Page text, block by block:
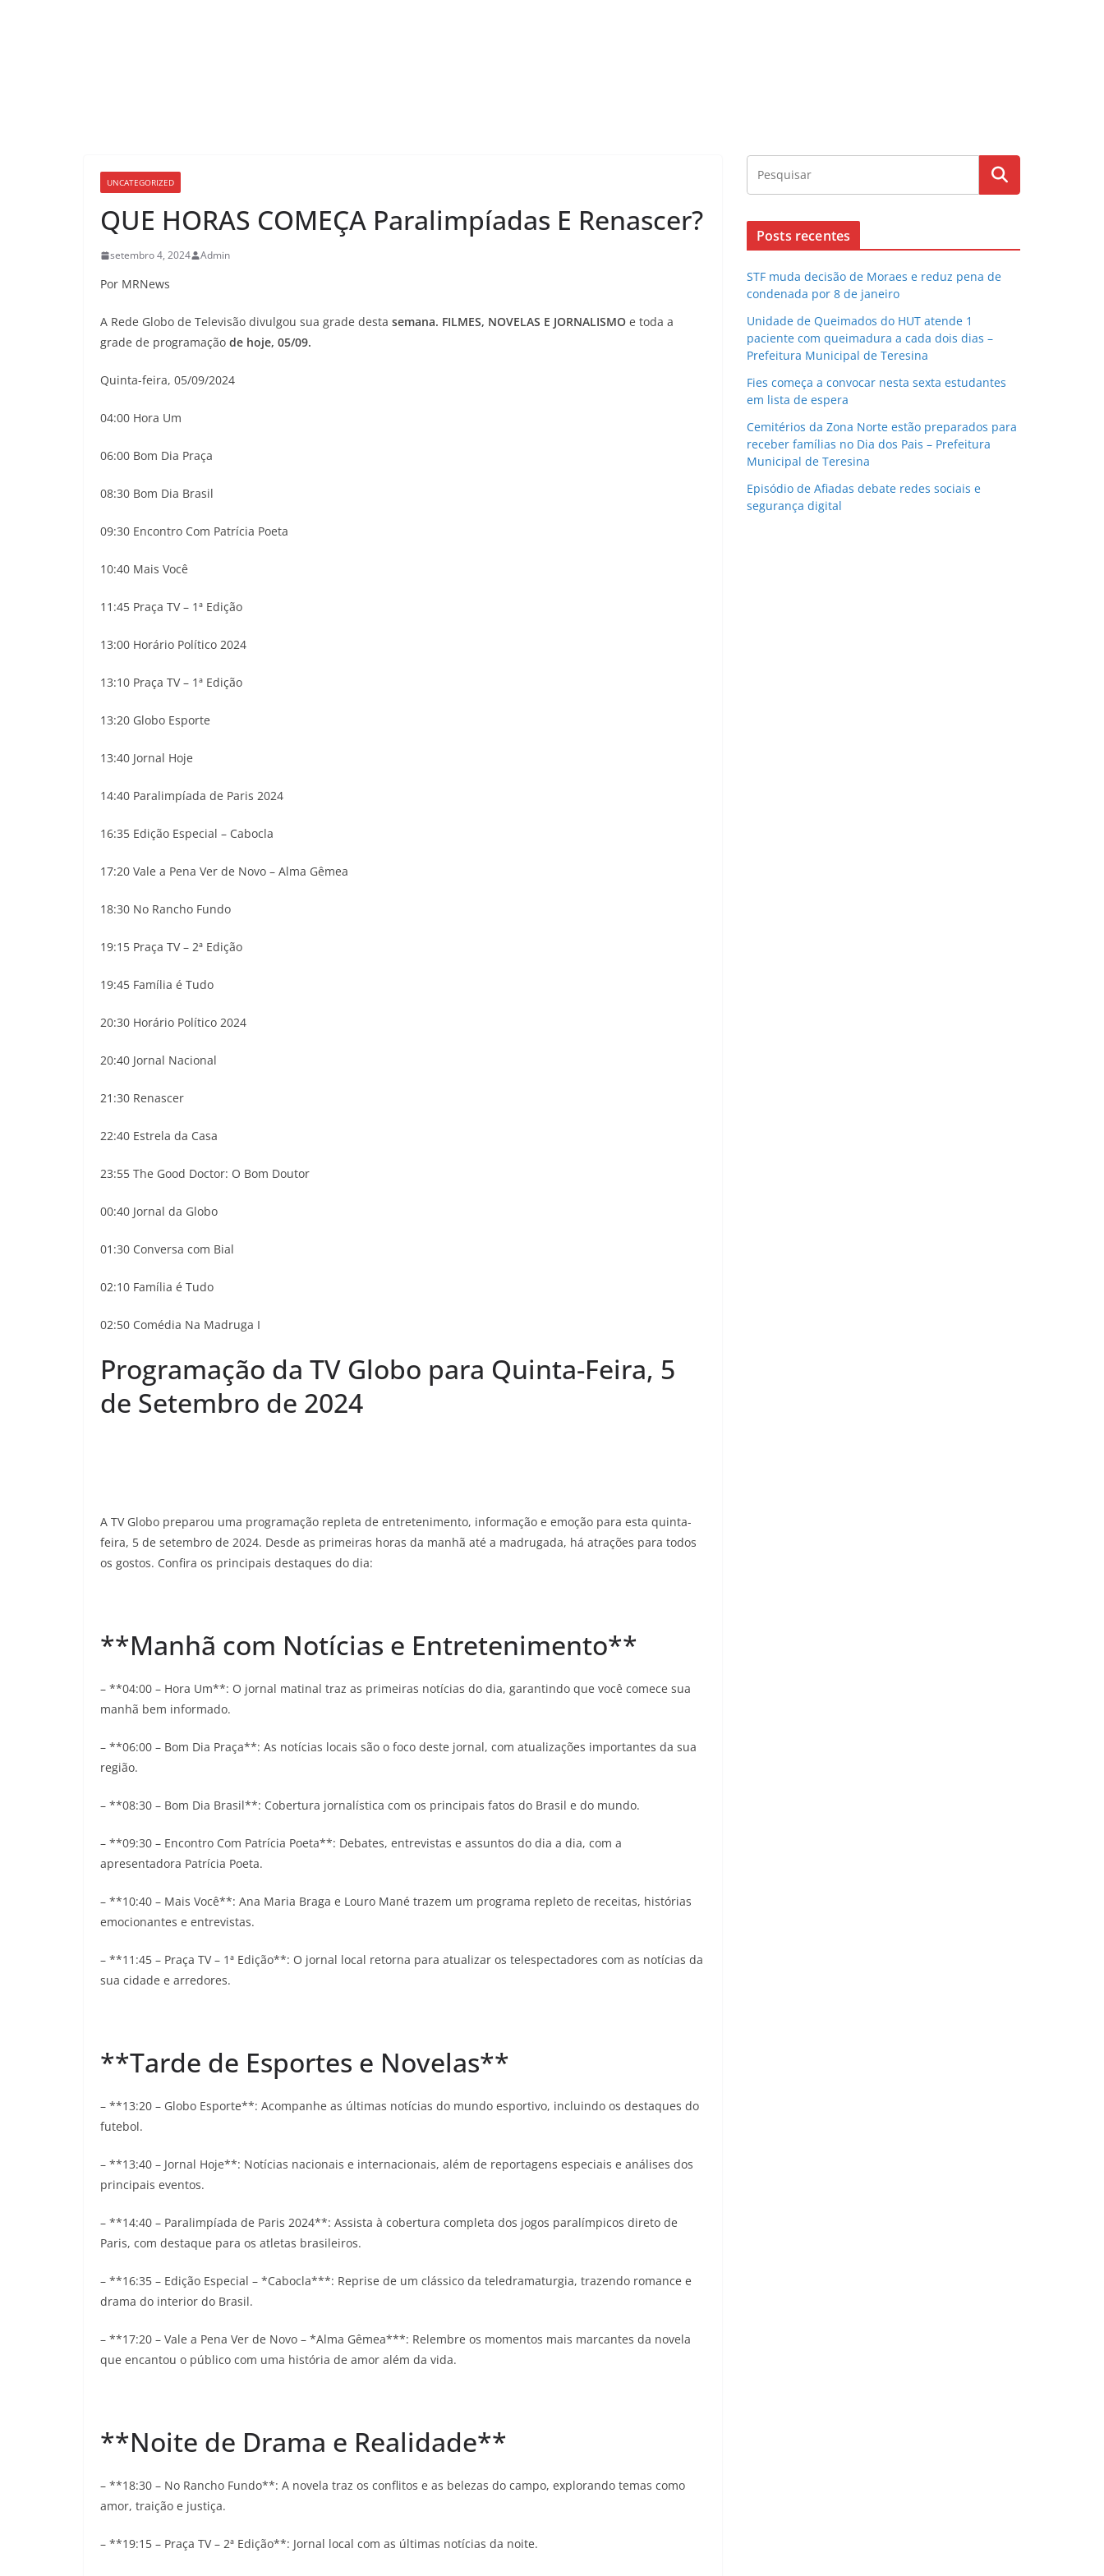
UNCATEGORIZED
QUE HORAS COMEÇA Paralimpíadas E Renascer?
setembro 4, 2024 Admin
Por MRNews
A Rede Globo de Televisão divulgou sua grade desta semana. FILMES, NOVELAS E JORNALISMO e toda a
grade de programação de hoje, 05/09.
Quinta-feira, 05/09/2024
04:00 Hora Um
06:00 Bom Dia Praça
08:30 Bom Dia Brasil
09:30 Encontro Com Patrícia Poeta
10:40 Mais Você
11:45 Praça TV – 1ª Edição
13:00 Horário Político 2024
13:10 Praça TV – 1ª Edição
13:20 Globo Esporte
13:40 Jornal Hoje
14:40 Paralimpíada de Paris 2024
16:35 Edição Especial – Cabocla
17:20 Vale a Pena Ver de Novo – Alma Gêmea
18:30 No Rancho Fundo
19:15 Praça TV – 2ª Edição
19:45 Família é Tudo
20:30 Horário Político 2024
20:40 Jornal Nacional
21:30 Renascer
22:40 Estrela da Casa
23:55 The Good Doctor: O Bom Doutor
00:40 Jornal da Globo
01:30 Conversa com Bial
02:10 Família é Tudo
02:50 Comédia Na Madruga I
Programação da TV Globo para Quinta-Feira, 5
de Setembro de 2024
A TV Globo preparou uma programação repleta de entretenimento, informação e emoção para esta quinta-
feira, 5 de setembro de 2024. Desde as primeiras horas da manhã até a madrugada, há atrações para todos
os gostos. Confira os principais destaques do dia:
**Manhã com Notícias e Entretenimento**
– **04:00 – Hora Um**: O jornal matinal traz as primeiras notícias do dia, garantindo que você comece sua
manhã bem informado.
– **06:00 – Bom Dia Praça**: As notícias locais são o foco deste jornal, com atualizações importantes da sua
região.
– **08:30 – Bom Dia Brasil**: Cobertura jornalística com os principais fatos do Brasil e do mundo.
– **09:30 – Encontro Com Patrícia Poeta**: Debates, entrevistas e assuntos do dia a dia, com a
apresentadora Patrícia Poeta.
– **10:40 – Mais Você**: Ana Maria Braga e Louro Mané trazem um programa repleto de receitas, histórias
emocionantes e entrevistas.
– **11:45 – Praça TV – 1ª Edição**: O jornal local retorna para atualizar os telespectadores com as notícias da
sua cidade e arredores.
**Tarde de Esportes e Novelas**
– **13:20 – Globo Esporte**: Acompanhe as últimas notícias do mundo esportivo, incluindo os destaques do
futebol.
– **13:40 – Jornal Hoje**: Notícias nacionais e internacionais, além de reportagens especiais e análises dos
principais eventos.
– **14:40 – Paralimpíada de Paris 2024**: Assista à cobertura completa dos jogos paralímpicos direto de
Paris, com destaque para os atletas brasileiros.
– **16:35 – Edição Especial – *Cabocla***: Reprise de um clássico da teledramaturgia, trazendo romance e
drama do interior do Brasil.
– **17:20 – Vale a Pena Ver de Novo – *Alma Gêmea***: Relembre os momentos mais marcantes da novela
que encantou o público com uma história de amor além da vida.
**Noite de Drama e Realidade**
– **18:30 – No Rancho Fundo**: A novela traz os conflitos e as belezas do campo, explorando temas como
amor, traição e justiça.
– **19:15 – Praça TV – 2ª Edição**: Jornal local com as últimas notícias da noite.
Posts recentes
STF muda decisão de Moraes e reduz pena de
condenada por 8 de janeiro
Unidade de Queimados do HUT atende 1
paciente com queimadura a cada dois dias –
Prefeitura Municipal de Teresina
Fies começa a convocar nesta sexta estudantes
em lista de espera
Cemitérios da Zona Norte estão preparados para
receber famílias no Dia dos Pais – Prefeitura
Municipal de Teresina
Episódio de Afiadas debate redes sociais e
segurança digital